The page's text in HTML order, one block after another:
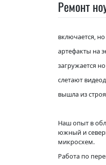
Ремонт
включается,
артефакты на
загружается
слетают
вышла из
Наш опыт в
южный и
микросхем.
Работа по